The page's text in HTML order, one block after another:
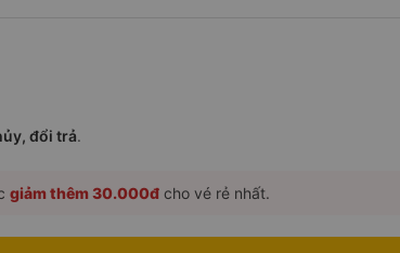
đổi trả.
giảm thêm 30.000đ cho vé rẻ nhất.